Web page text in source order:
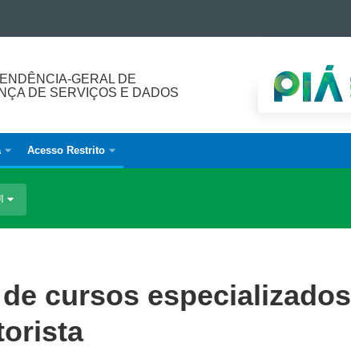
GERAL DE
DE SERVIÇOS E DADOS
Acesso Restrito
cursos especializados